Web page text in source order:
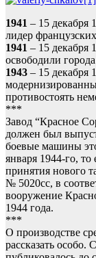
1941 – 15 декабря
лидер
1941 – 15 декабря
освободили
1943 – 15 декабря
противостоять
***
Завод “Красное
должен был
боевые машины
января 1944-го,
принятия нового
№ 5020сс, в
вооружение
1944 года.
***
О производстве
рассказать